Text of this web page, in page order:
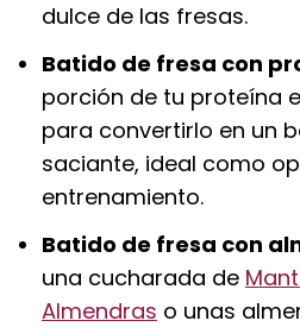
dulce de las fresas.
Batido de fresa con
porción de tu proteína
para convertirlo en un
saciante, ideal como
entrenamiento.
Batido de fresa con
una cucharada de
Almendras o unas